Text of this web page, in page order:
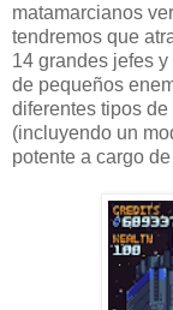
matamarcianos
tendremos que
14 grandes jefes
de pequeños
diferentes tipos
(incluyendo un
potente a cargo de